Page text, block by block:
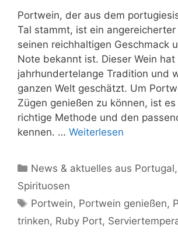
Portwein, der aus dem
Tal stammt, ist ein
seinen reichhaltigen Geschmack
Note bekannt ist. Dieser Wein hat
jahrhundertelange Tradition und
ganzen Welt geschätzt. Um
Zügen genießen zu können, ist
richtige Methode und den
kennen. … Weiterlesen
Kategorien
News & aktuelles aus Portugal
Spirituosen
Schlagwörter
Portwein, Portwein genießen,
trinken, Ruby Port,